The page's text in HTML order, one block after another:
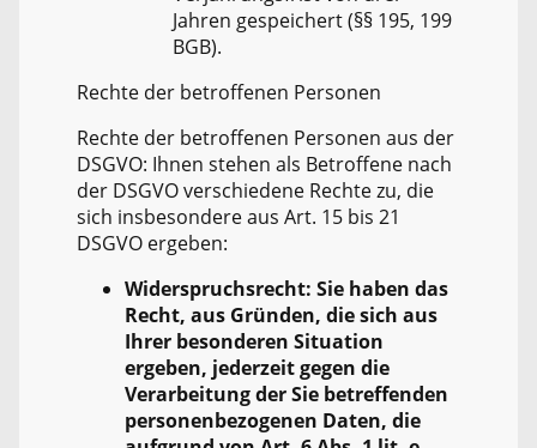
Jahren gespeichert (§§ 195, 199
BGB).
Rechte der betroffenen Personen
Rechte der betroffenen Personen aus der
DSGVO: Ihnen stehen als Betroffene nach
der DSGVO verschiedene Rechte zu, die
sich insbesondere aus Art. 15 bis 21
DSGVO ergeben:
Widerspruchsrecht: Sie haben das
Recht, aus Gründen, die sich aus
Ihrer besonderen Situation
ergeben, jederzeit gegen die
Verarbeitung der Sie betreffenden
personenbezogenen Daten, die